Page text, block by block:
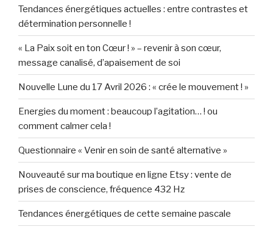
Tendances énergétiques actuelles : entre contrastes et
détermination personnelle !
« La Paix soit en ton Cœur ! » – revenir à son cœur,
message canalisé, d’apaisement de soi
Nouvelle Lune du 17 Avril 2026 : « crée le mouvement ! »
Energies du moment : beaucoup l’agitation… ! ou
comment calmer cela !
Questionnaire « Venir en soin de santé alternative »
Nouveauté sur ma boutique en ligne Etsy : vente de
prises de conscience, fréquence 432 Hz
Tendances énergétiques de cette semaine pascale